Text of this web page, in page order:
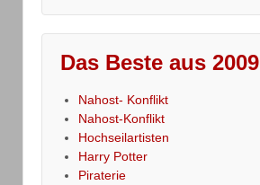
Das Beste aus 2009
Nahost- Konflikt
Nahost-Konflikt
Hochseilartisten
Harry Potter
Piraterie